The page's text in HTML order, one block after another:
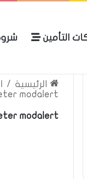
التأمين
للتأمين
الرئيسية /
modalert
modalert